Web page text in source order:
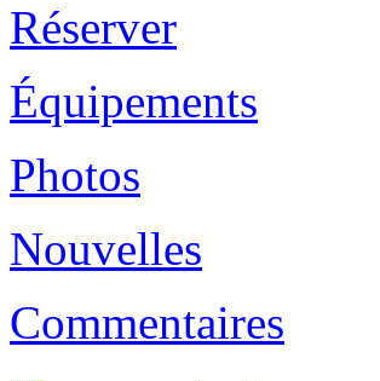
Réserver
Équipements
Photos
Nouvelles
Commentaires